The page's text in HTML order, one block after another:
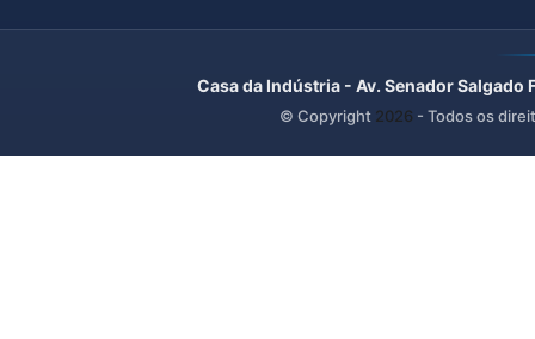
Casa da Indústria - Av. Senador
© Copyright 2026 - Todos os